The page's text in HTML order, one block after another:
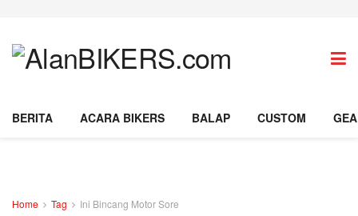
BERITA ACARA BIKERS BALAP CUSTOM
Home Tag Ini Bincang Motor Sore